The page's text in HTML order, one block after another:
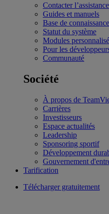
Contacter l’assistance
Guides et manuels
Base de
Statut du système
Modules
Pour les
Communauté
Société
À propos de
Carrières
Investisseurs
Espace actualités
Leadership
Sponsoring sportif
Développement
Gouvernement
Tarification
Télécharger gratuitement